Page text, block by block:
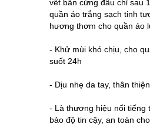
vết bẩn cứng đầu chỉ sau
quần áo trắng sạch tinh
hương thơm cho quần áo
- Khử mùi khó chịu, cho
suốt 24h
- Dịu nhẹ da tay, thân
- Là thương hiệu nổi tiếng
bảo độ tin cậy, an toàn